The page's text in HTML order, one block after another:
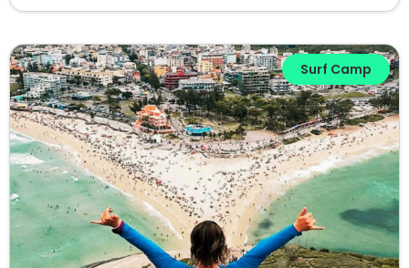
Surf Camp